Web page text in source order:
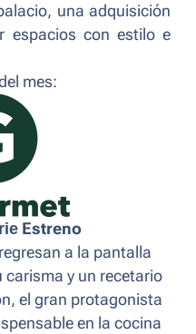
, una adquisición
espacios con estilo e
mes:
Estreno
regresan a la pantalla
carisma y un recetario
el gran protagonista
en la cocina